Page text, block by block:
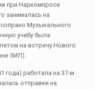
при Наркомпросе
занималась на
Музыкального
учебу была
на встречу Нового
ЗИЛ).
года) работала на 37-м
отправки на